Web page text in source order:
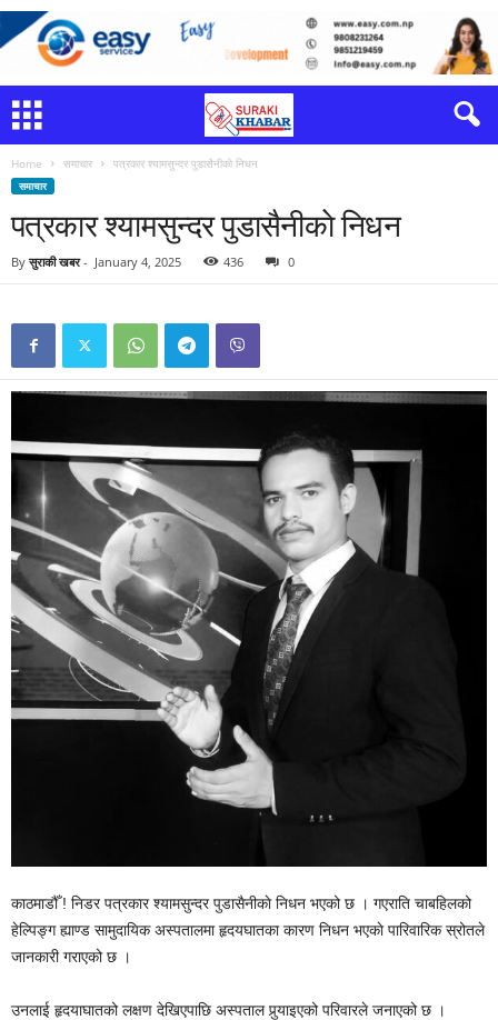
Home समाचार पत्रकार श्यामसुन्दर पुडासैनीकाे निधन
समाचार
पत्रकार श्यामसुन्दर पुडासैनीकाे निधन
By सुराकी खबर- January 4, 2025 436 0
काठमाडौँ ! निडर पत्रकार श्यामसुन्दर पुडासैनीकाे निधन भएको छ । गएराति चाबहिलको
हेल्पिङ्ग ह्याण्ड सामुदायिक अस्पतालमा हृदयघातका कारण निधन भएकाे पारिवारिक स्रोतले
जानकारी गराएको छ ।
उनलाई हृदयाघातको लक्षण देखिएपाछि अस्पताल पुर्‍याइएको परिवारले जनाएको छ ।